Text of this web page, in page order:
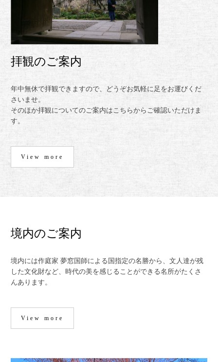
拝観のご案内
年中無休で拝観できますので、どうぞお気軽に足をお運びくだ
さいませ。
そのほか拝観についてのご案内はこちらからご確認いただけま
す。
View more
境内のご案内
境内には作庭家 夢窓国師による国指定の名勝から、文人達が残
した文化財など、時代の美を感じることができる名所がたくさ
んあります。
View more